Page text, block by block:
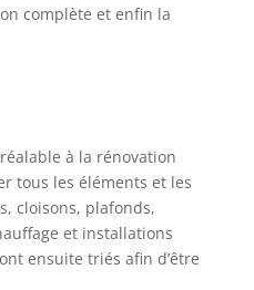
complète et enfin la
à la rénovation
tous les éléments et les
cloisons, plafonds,
et installations
ensuite triés afin d’être